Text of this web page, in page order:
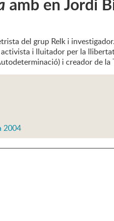
del grup Relk i
i lluitador per la
i creador de
2004